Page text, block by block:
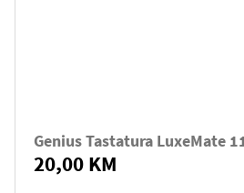
Genius Tastatura LuxeMate
20,00 KM